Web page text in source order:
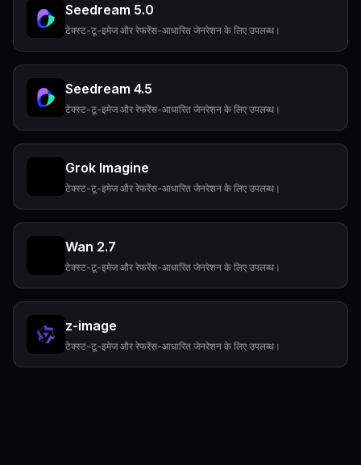
Seedream 5.0
टेक्स्ट-टू-इमेज और रेफरेंस-आधारित जेनरेशन के लिए उपलब्ध।
Seedream 4.5
टेक्स्ट-टू-इमेज और रेफरेंस-आधारित जेनरेशन के लिए उपलब्ध।
Grok Imagine
टेक्स्ट-टू-इमेज और रेफरेंस-आधारित जेनरेशन के लिए उपलब्ध।
Wan 2.7
टेक्स्ट-टू-इमेज और रेफरेंस-आधारित जेनरेशन के लिए उपलब्ध।
z-image
टेक्स्ट-टू-इमेज और रेफरेंस-आधारित जेनरेशन के लिए उपलब्ध।